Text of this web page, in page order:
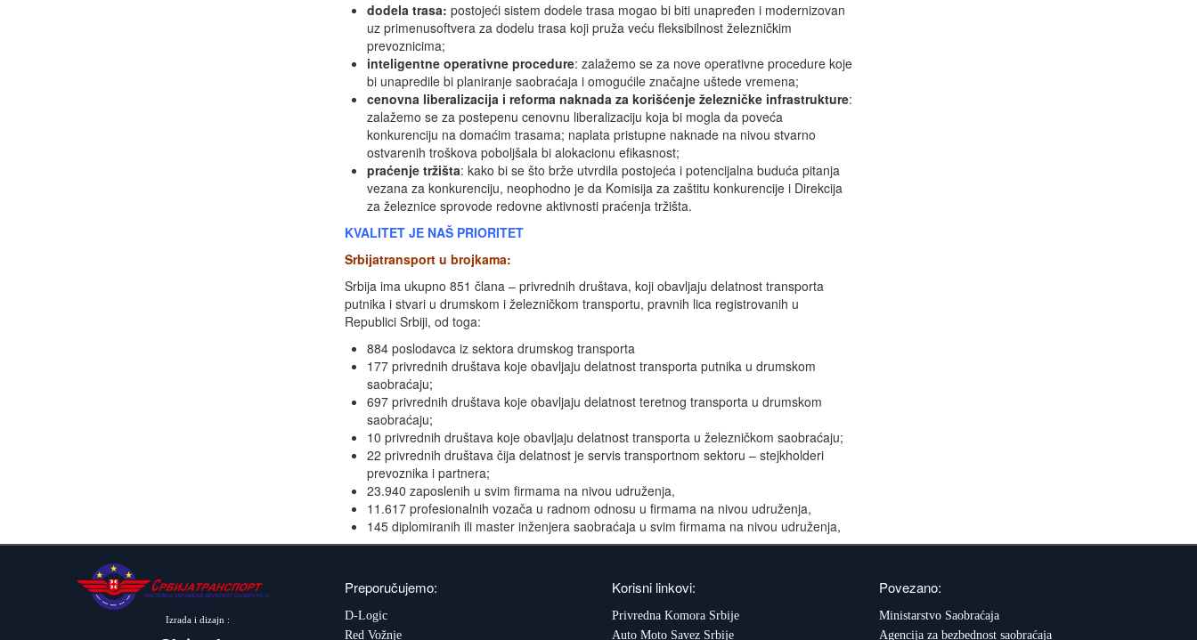
dodela trasa: postojeći sistem dodele trasa mogao bi biti unapređen i modernizovan
uz primenusoftvera za dodelu trasa koji pruža veću fleksibilnost železničkim
prevoznicima;
inteligentne operativne procedure: zalažemo se za nove operativne procedure koje
bi unapredile bi planiranje saobraćaja i omogućile značajne uštede vremena;
cenovna liberalizacija i reforma naknada za korišćenje železničke infrastrukture:
zalažemo se za postepenu cenovnu liberalizaciju koja bi mogla da poveća
konkurenciju na domaćim trasama; naplata pristupne naknade na nivou stvarno
ostvarenih troškova poboljšala bi alokacionu efikasnost;
praćenje tržišta: kako bi se što brže utvrdila postojeća i potencijalna buduća pitanja
vezana za konkurenciju, neophodno je da Komisija za zaštitu konkurencije i Direkcija
za železnice sprovode redovne aktivnosti praćenja tržišta.
KVALITET JE NAŠ PRIORITET
Srbijatransport u brojkama:
Srbija ima ukupno 851 člana – privrednih društava, koji obavljaju delatnost transporta
putnika i stvari u drumskom i železničkom transportu, pravnih lica registrovanih u
Republici Srbiji, od toga:
884 poslodavca iz sektora drumskog transporta
177 privrednih društava koje obavljaju delatnost transporta putnika u drumskom
saobraćaju;
697 privrednih društava koje obavljaju delatnost teretnog transporta u drumskom
saobraćaju;
10 privrednih društava koje obavljaju delatnost transporta u železničkom saobraćaju;
22 privrednih društava čija delatnost je servis transportnom sektoru – stejkholderi
prevoznika i partnera;
23.940 zaposlenih u svim firmama na nivou udruženja,
11.617 profesionalnih vozača u radnom odnosu u firmama na nivou udruženja,
145 diplomiranih ili master inženjera saobraćaja u svim firmama na nivou udruženja,
Izrada i dizajn :
Preporučujemo:
D-Logic
Red Vožnje
Korisni linkovi:
Privredna Komora Srbije
Auto Moto Savez Srbije
Povezano:
Ministarstvo Saobraćaja
Agencija za bezbednost saobraćaja